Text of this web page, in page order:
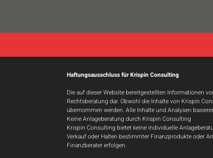
Haftungsausschluss für Krispin Consulting
Die auf dieser Website bereitgestellten Informationen
Rechtsberatung dar. Obwohl die Inhalte von Krispin
übernommen werden. Alle Inhalte und Analysen
Keine Anlageberatung durch Krispin Consulting
Krispin Consulting bietet keine individuelle
Verkauf oder Halten bestimmter Finanzprodukte oder
Finanzberater erfolgen.